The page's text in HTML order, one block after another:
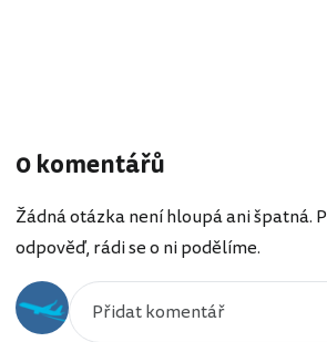
0 komentářů
Žádná otázka není hloupá ani špatná.
odpověď, rádi se o ni podělíme.